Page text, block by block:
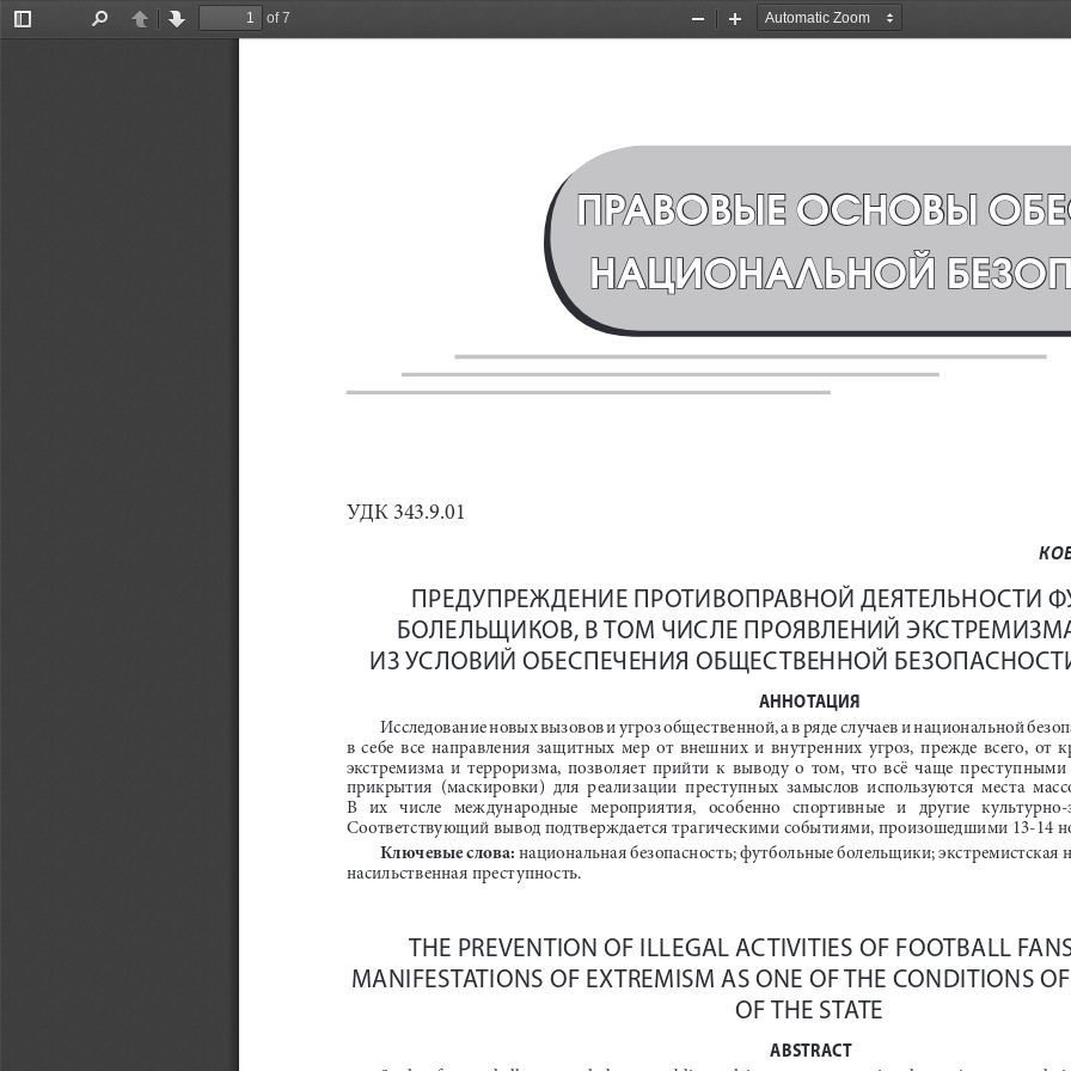
Toggle
PreviousNext
of 7
Zoom
Zoom
ПРАВОВЫЕ ОСНОВЫ
НАЦИОНАЛЬНОЙ
УДК 343.9.01
ПРЕДУПРЕЖДЕНИЕ ПРОТИВОПРАВНОЙ ДЕЯТЕЛЬНОСТИ
БОЛЕЛЬЩИКОВ, В ТОМ ЧИСЛЕ ПРОЯВЛЕНИЙ
ИЗ УСЛОВИЙ ОБЕСПЕЧЕНИЯ ОБЩЕСТВЕННОЙ
АННОТАЦИЯ
Исследование новых вызовов и угроз общественной, а в ряде случаев и национальной
в  себе  все  направления  защитных  мер  от  внешних  и  внутренних  угроз,  прежде  всего,  от
экстремизма  и  терроризма,  позволяет  прийти  к  выводу  о  том,  что  всё  чаще  преступными
прикрытия  (маскировки)  для  реализации  преступных  замыслов  используются  места
В   их   числе   международные   мероприятия,   особенно   спортивные   и   другие
Соответствующий вывод подтверждается трагическими событиями, произошедшими 13-14
Ключевые слова: национальная безопасность; футбольные болельщики; экстремистская
насильственная преступность.
THE PREVENTION OF ILLEGAL ACTIVITIES OF FOOTBALL
MANIFESTATIONS OF EXTREMISM AS ONE OF THE CONDITIONS
OF THE STATE
ABSTRACT